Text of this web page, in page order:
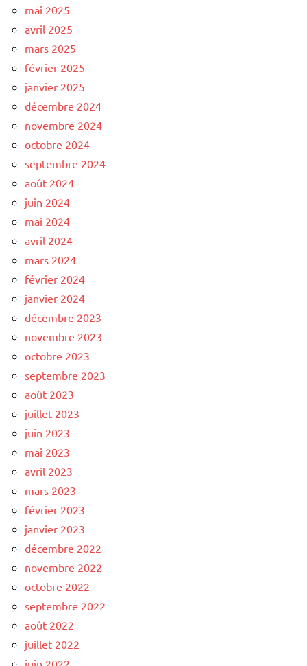
mai 2025
avril 2025
mars 2025
février 2025
janvier 2025
décembre 2024
novembre 2024
octobre 2024
septembre 2024
août 2024
juin 2024
mai 2024
avril 2024
mars 2024
février 2024
janvier 2024
décembre 2023
novembre 2023
octobre 2023
septembre 2023
août 2023
juillet 2023
juin 2023
mai 2023
avril 2023
mars 2023
février 2023
janvier 2023
décembre 2022
novembre 2022
octobre 2022
septembre 2022
août 2022
juillet 2022
juin 2022